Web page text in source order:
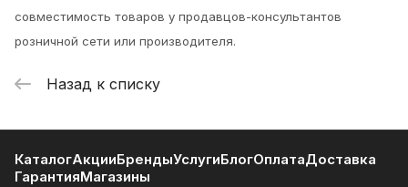
совместимость товаров у продавцов-консультантов
розничной сети или производителя.
Назад к списку
КаталогАкцииБрендыУслугиБлогОплатаДоставка
ГарантияМагазины